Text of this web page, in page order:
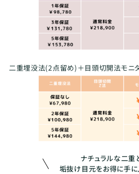
二重埋没法(2点留め)＋目頭切開法モニ
ナチュラルな二重
垢抜け目元をお得に手に